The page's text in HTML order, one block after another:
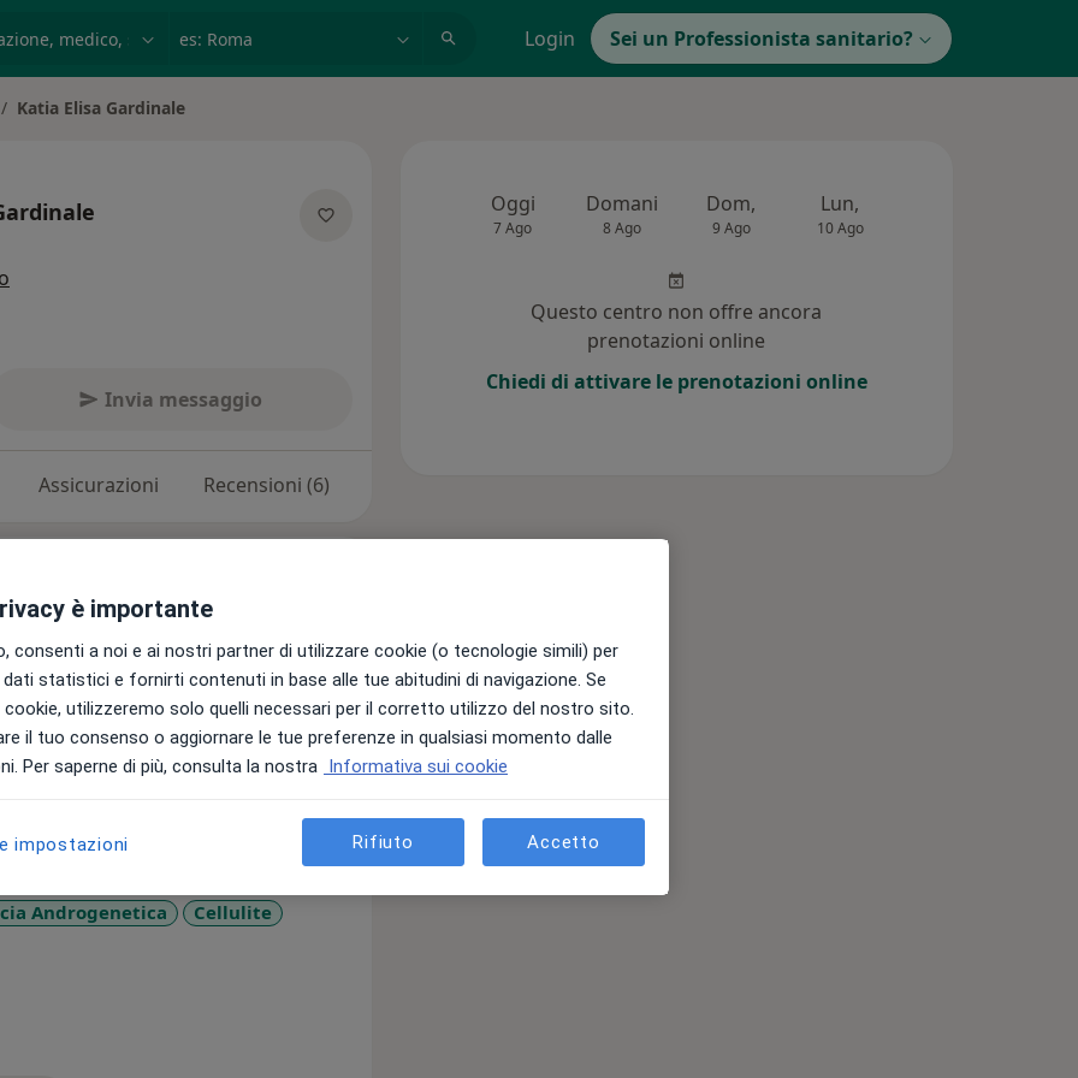
Login Sei un Professionista sanitario?
città
Katia Elisa Gardinale
Invia messaggio
Assicurazioni Recensioni (6)
pratica l’attività odontoiatrica con
ed estetica.
di Milano.
botulino) e AMEI(associazione
Androgenetica
Cellulite
Oggi
7 Ago
Domani
8 Ago
Dom,
9 Ago
Lun,
10 Ago
Questo centro non offre ancora
prenotazioni online
Chiedi di attivare le prenotazioni online
è importante
consenti a noi e ai nostri partner di utilizzare cookie (o tecnologie simili) per
statistici e fornirti contenuti in base alle tue abitudini di navigazione. Se
utilizzeremo solo quelli necessari per il corretto utilizzo del nostro sito.
il tuo consenso o aggiornare le tue preferenze in qualsiasi momento dalle
Per saperne di più, consulta la nostra Informativa sui cookie
impostazioni Rifiuto Accetto